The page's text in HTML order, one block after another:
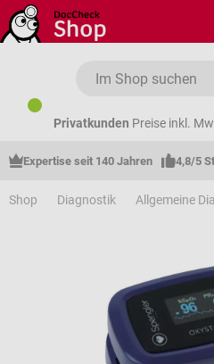
Zum Hauptinhalt springen
Privatkunden Preise inkl.
Expertise seit 140 Jahren 4,8/5
Shop Diagnostik Allgemeine